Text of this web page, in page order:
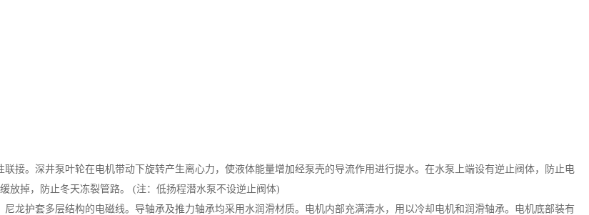
接。深井泵叶轮在电机带动下旋转产生离心力，使液体能量增加经泵壳的导流作用进行提水。在水泵上端设有逆止阀体，防止电
放掉，防止冬天冻裂管路。 (注：低扬程潜水泵不设逆止阀体)
龙护套多层结构的电磁线。导轴承及推力轴承均采用水润滑材质。电机内部充满清水，用以冷却电机和润滑轴承。电机底部装有